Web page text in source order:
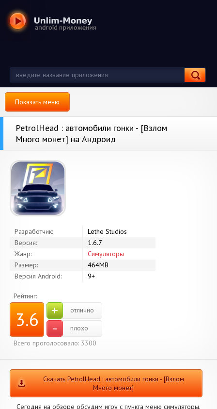
Показать меню
PetrolHead : автомобили гонки - [Взлом
Много монет] на Андроид
Разработчик:
Lethe Studios
Версия:
1.6.7
Жанр:
Симуляторы
Размер:
464MB
Версия Android:
9+
Рейтинг:
3.6 + отлично
-
плохо
Всего проголосовало: 3300
Скачать PetrolHead : автомобили гонки - [Взлом
Много монет]
Сегодня на обзоре обсудим игру с пункта меню симуляторы.